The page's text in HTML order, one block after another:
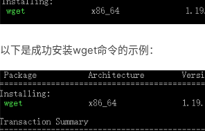
以下是成功安装wget命令的示例：